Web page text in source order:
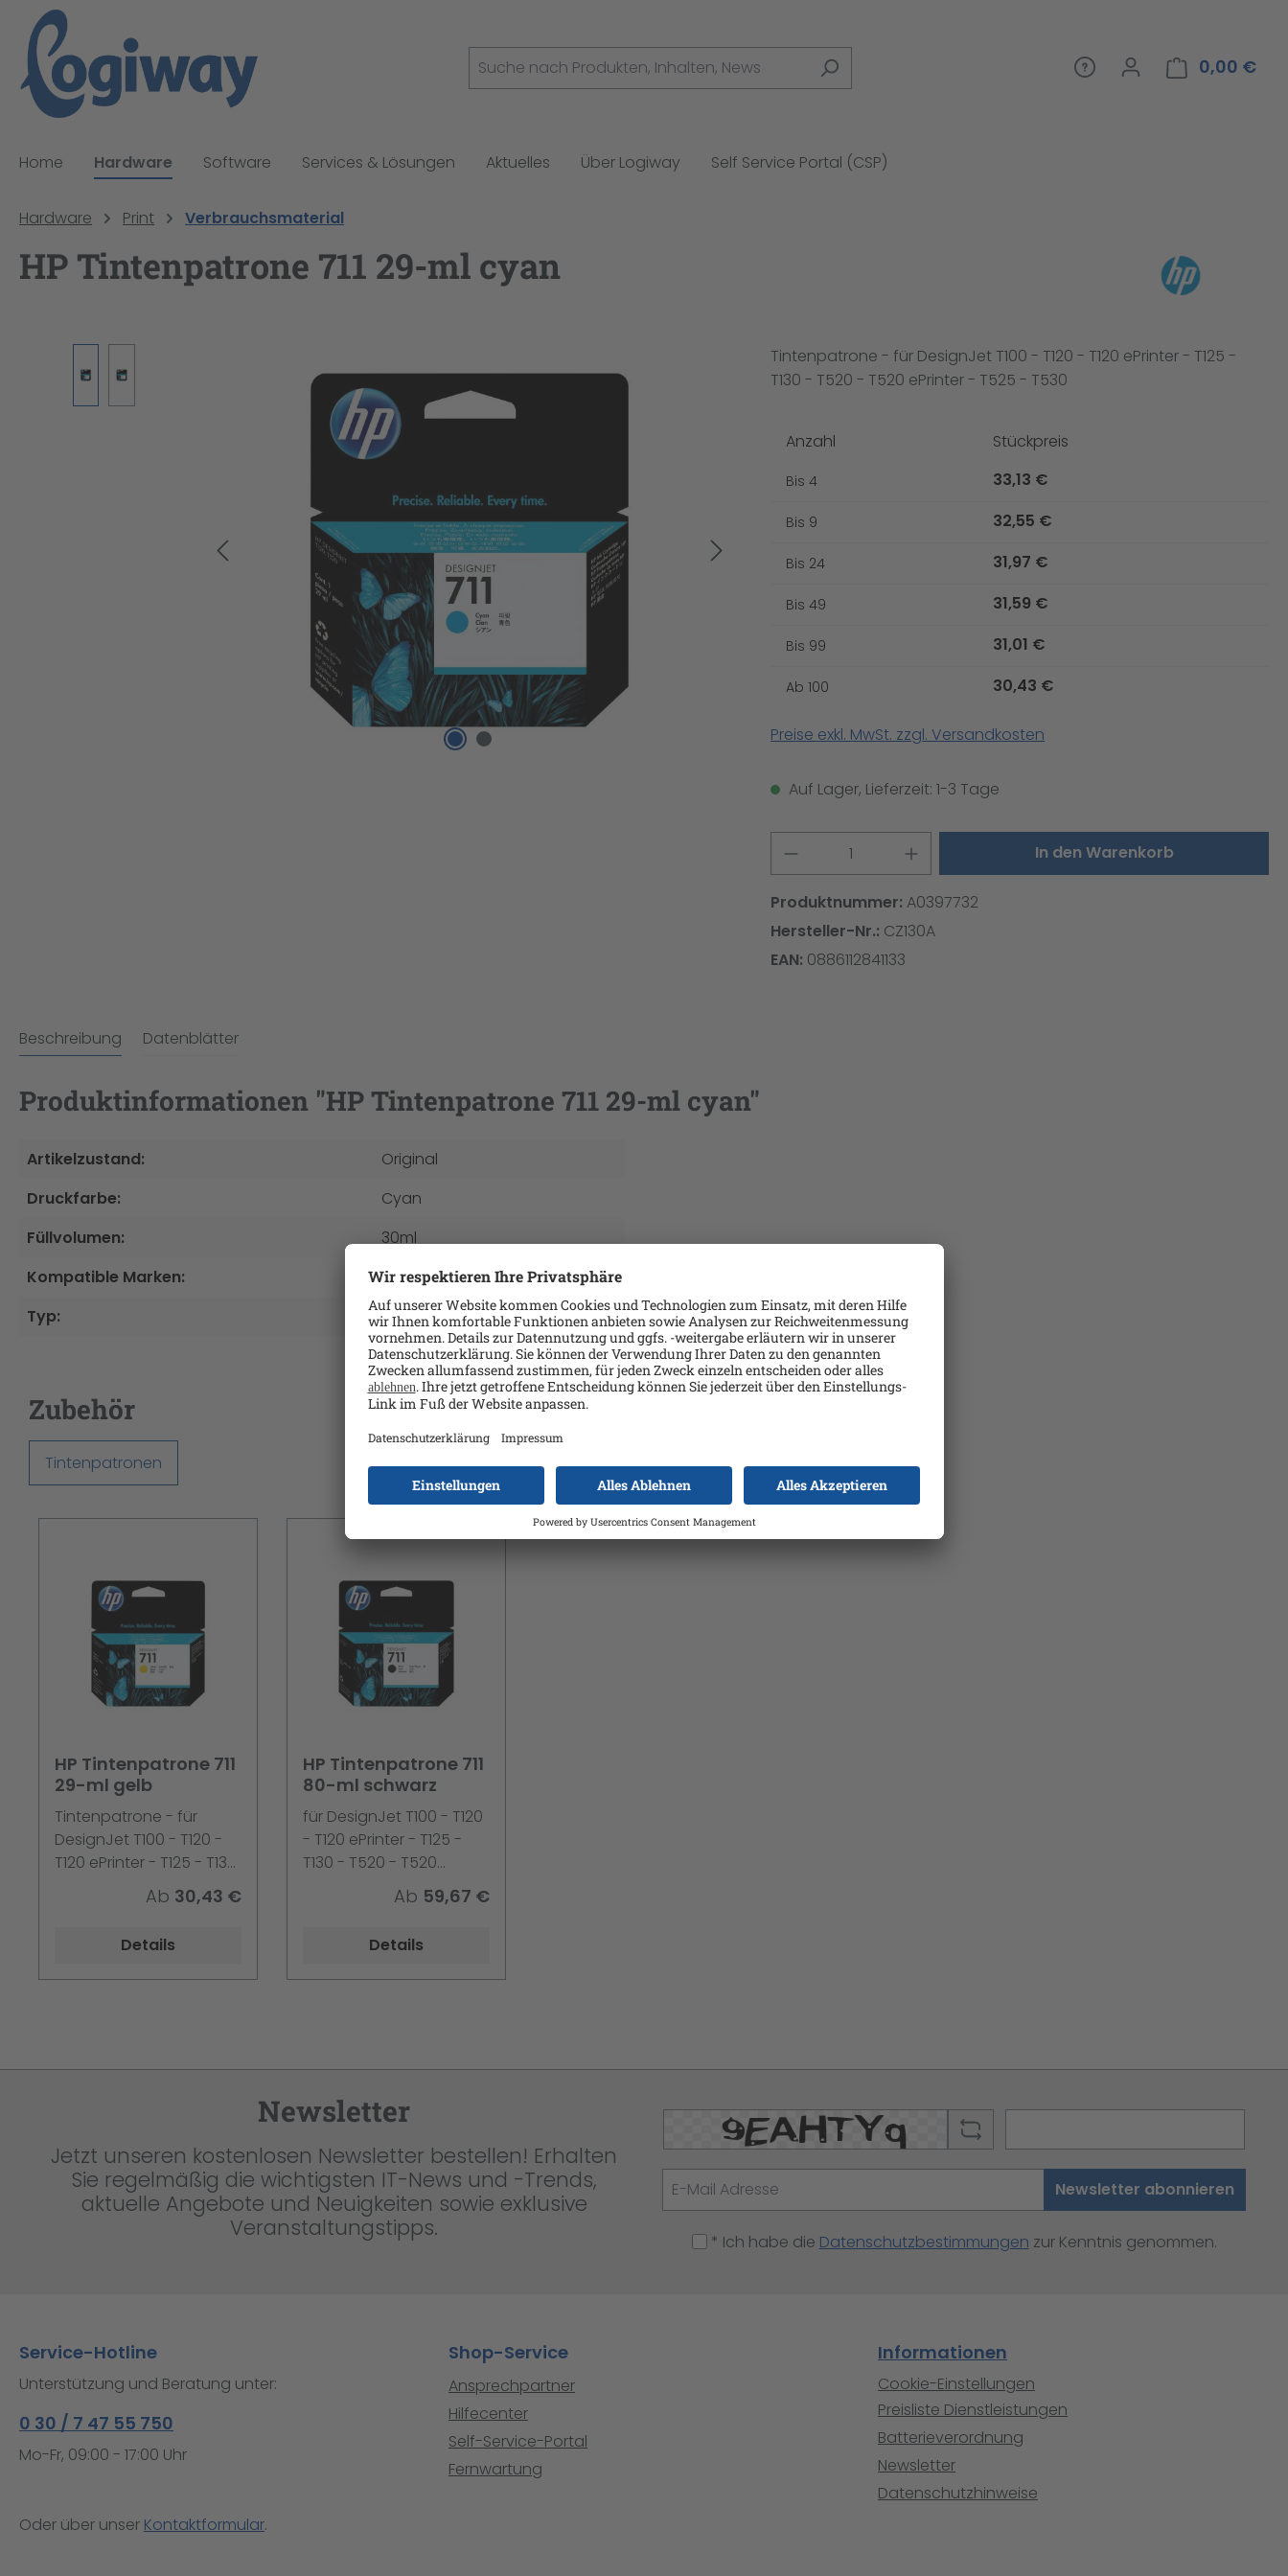
0,00 €
Home Hardware Software Services & Lösungen Aktuelles Über Logiway Self Service Portal (CSP)
Hardware Print Verbrauchsmaterial
HP Tintenpatrone 711 29-ml cyan
Tintenpatrone - für DesignJet T100 - T120 - T120 ePrinter - T125 -
T130 - T520 - T520 ePrinter - T525 - T530
Anzahl Stückpreis
Bis 4 33,13 €
Bis 9 32,55 €
Bis 24 31,97 €
Bis 49 31,59 €
Bis 99 31,01 €
Ab 100 30,43 €
Preise exkl. MwSt. zzgl. Versandkosten
Auf Lager, Lieferzeit: 1-3 Tage
Produkt Anzahl: Gib den gewünschten
In den Warenkorb
Produktnummer: A0397732
Hersteller-Nr.: CZ130A
EAN: 0886112841133
Beschreibung Datenblätter
Produktinformationen "HP Tintenpatrone 711 29-ml cyan"
Artikelzustand:
Original
Druckfarbe:
Cyan
Füllvolumen:
30ml
Kompatible Marken:
HP
Typ:
Tintenpatrone
Zubehör
Tintenpatronen
HP Tintenpatrone 711
29-ml gelb
Tintenpatrone - für
DesignJet T100 - T120 -
T120 ePrinter - T125 - T130
- T520 - T520 ePrinter -
Ab 30,43 €
Details
HP Tintenpatrone 711
80-ml schwarz
für DesignJet T100 - T120
- T120 ePrinter - T125 -
T130 - T520 - T520
ePrinter - T525 - T530
Ab 59,67 €
Details
Newsletter
Jetzt unseren kostenlosen Newsletter bestellen! Erhalten
Sie regelmäßig die wichtigsten IT-News und -Trends,
aktuelle Angebote und Neuigkeiten sowie exklusive
Veranstaltungstipps.
Newsletter abonnieren
* Ich habe die Datenschutzbestimmungen zur Kenntnis genommen.
Service-Hotline
Unterstützung und Beratung unter:
0 30 / 7 47 55 750
Mo-Fr, 09:00 - 17:00 Uhr
Oder über unser Kontaktformular.
Shop-Service
Ansprechpartner
Hilfecenter
Self-Service-Portal
Fernwartung
Informationen
Cookie-Einstellungen
Preisliste Dienstleistungen
Batterieverordnung
Newsletter
Datenschutzhinweise